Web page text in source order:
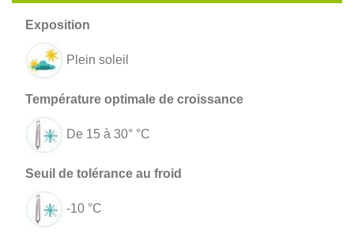
Plein soleil
De 15 à 30° °C
-10 °C